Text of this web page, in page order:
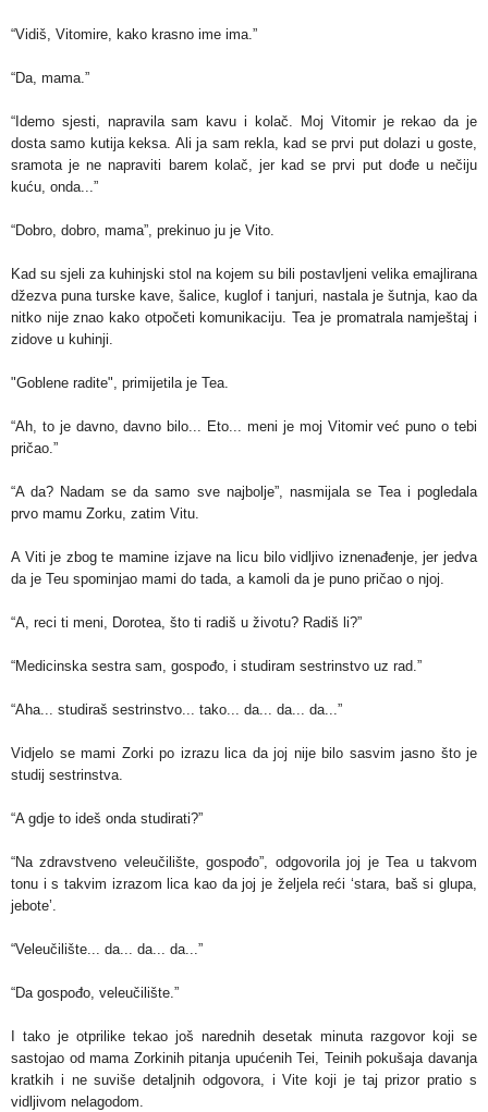
“Vidiš, Vitomire, kako krasno ime ima.”
“Da, mama.”
“Idemo sjesti, napravila sam kavu i kolač. Moj Vitomir je rekao da je
dosta samo kutija keksa. Ali ja sam rekla, kad se prvi put dolazi u goste,
sramota je ne napraviti barem kolač, jer kad se prvi put dođe u nečiju
kuću, onda...”
“Dobro, dobro, mama”, prekinuo ju je Vito.
Kad su sjeli za kuhinjski stol na kojem su bili postavljeni velika emajlirana
džezva puna turske kave, šalice, kuglof i tanjuri, nastala je šutnja, kao da
nitko nije znao kako otpočeti komunikaciju. Tea je promatrala namještaj i
zidove u kuhinji.
"Goblene radite", primijetila je Tea.
“Ah, to je davno, davno bilo... Eto... meni je moj Vitomir već puno o tebi
pričao.”
“A da? Nadam se da samo sve najbolje”, nasmijala se Tea i pogledala
prvo mamu Zorku, zatim Vitu.
A Viti je zbog te mamine izjave na licu bilo vidljivo iznenađenje, jer jedva
da je Teu spominjao mami do tada, a kamoli da je puno pričao o njoj.
“A, reci ti meni, Dorotea, što ti radiš u životu? Radiš li?”
“Medicinska sestra sam, gospođo, i studiram sestrinstvo uz rad.”
“Aha... studiraš sestrinstvo... tako... da... da... da...”
Vidjelo se mami Zorki po izrazu lica da joj nije bilo sasvim jasno što je
studij sestrinstva.
“A gdje to ideš onda studirati?”
“Na zdravstveno veleučilište, gospođo”, odgovorila joj je Tea u takvom
tonu i s takvim izrazom lica kao da joj je željela reći ‘stara, baš si glupa,
jebote’.
“Veleučilište... da... da... da...”
“Da gospođo, veleučilište.”
I tako je otprilike tekao još narednih desetak minuta razgovor koji se
sastojao od mama Zorkinih pitanja upućenih Tei, Teinih pokušaja davanja
kratkih i ne suviše detaljnih odgovora, i Vite koji je taj prizor pratio s
vidljivom nelagodom.